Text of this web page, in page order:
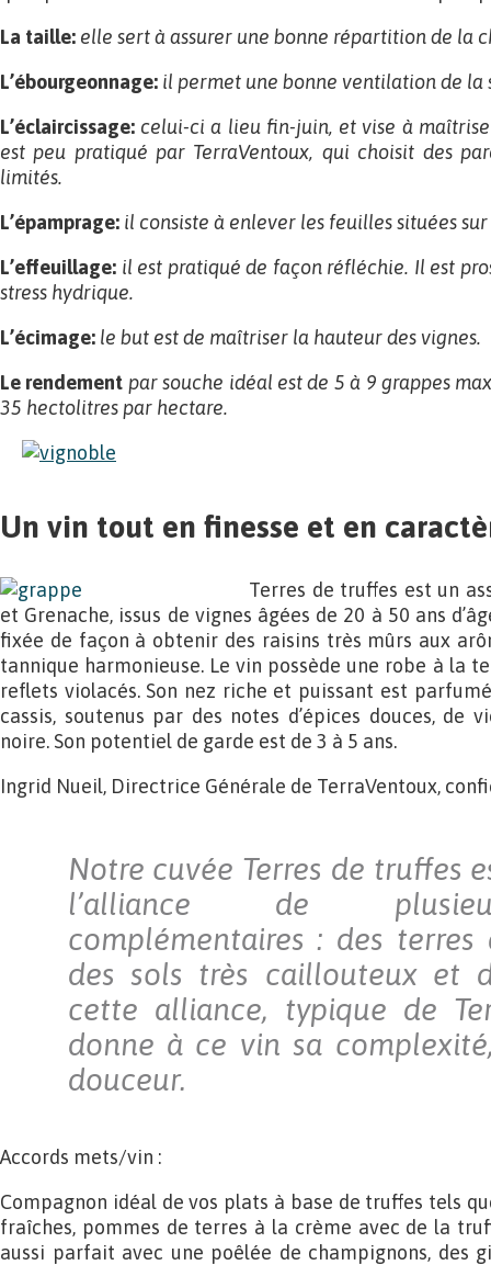
La taille: elle sert à assurer une bonne répartition de la
L’ébourgeonnage: il permet une bonne ventilation de la
L’éclaircissage: celui-ci a lieu fin-juin, et vise à
est peu pratiqué par TerraVentoux, qui choisit des
limités.
L’épamprage: il consiste à enlever les feuilles situées
L’effeuillage: il est pratiqué de façon réfléchie. Il est
stress hydrique.
L’écimage: le but est de maîtriser la hauteur des vignes.
Le rendement par souche idéal est de 5 à 9 grappes
35 hectolitres par hectare.
Un vin tout en finesse et en
Terres de truffes est un
et Grenache, issus de vignes âgées de 20 à 50 ans
fixée de façon à obtenir des raisins très mûrs aux
tannique harmonieuse. Le vin possède une robe à la
reflets violacés. Son nez riche et puissant est
cassis, soutenus par des notes d’épices douces, de
noire. Son potentiel de garde est de 3 à 5 ans.
Ingrid Nueil, Directrice Générale de TerraVentoux,
Notre cuvée Terres de truffes
l’alliance de
complémentaires : des terres
des sols très caillouteux et
cette alliance, typique de
donne à ce vin sa
douceur.
Accords mets/vin :
Compagnon idéal de vos plats à base de truffes tels
fraîches, pommes de terres à la crème avec de la
aussi parfait avec une poêlée de champignons, des